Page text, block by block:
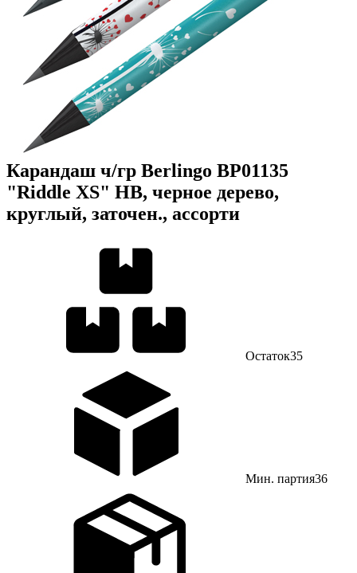
Карандаш ч/гр Berlingo BP01135
"Riddle XS" HB, черное дерево,
круглый, заточен., ассорти
Остаток35
Мин. партия36